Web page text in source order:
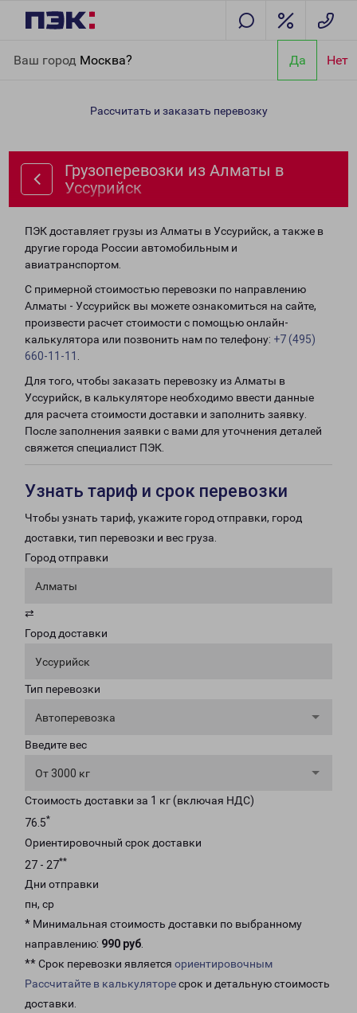
Ваш город Москва? Да Нет
Уссурийск
Рассчитать и заказать перевозку
Грузоперевозки из Алматы в
Уссурийск
ПЭК доставляет грузы из Алматы в Уссурийск, а также в
другие города России автомобильным и
авиатранспортом.
С примерной стоимостью перевозки по направлению
Алматы - Уссурийск вы можете ознакомиться на сайте,
произвести расчет стоимости с помощью онлайн-
калькулятора или позвонить нам по телефону: +7 (495)
660-11-11
Для того, чтобы заказать перевозку из Алматы в
Уссурийск, в калькуляторе необходимо ввести данные
для расчета стоимости доставки и заполнить заявку.
После заполнения заявки с вами для уточнения деталей
свяжется специалист ПЭК.
Узнать тариф и срок перевозки
Чтобы узнать тариф, укажите город отправки, город
доставки, тип перевозки и вес груза.
Город отправки
Алматы
⇄
Город доставки
Уссурийск
Тип перевозки
Автоперевозка
Введите вес
От 3000 кг
Стоимость доставки за 1 кг (включая НДС)
76.5*
Ориентировочный срок доставки
27 - 27**
Дни отправки
пн, ср
* Минимальная стоимость доставки по выбранному
направлению: 990 руб.
** Срок перевозки является ориентировочным
Рассчитайте в калькуляторесрок и детальную стоимость
доставки.